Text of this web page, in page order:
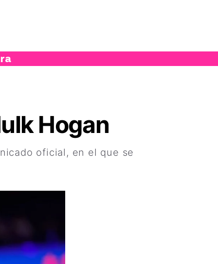
Hogan
oficial, en el que se